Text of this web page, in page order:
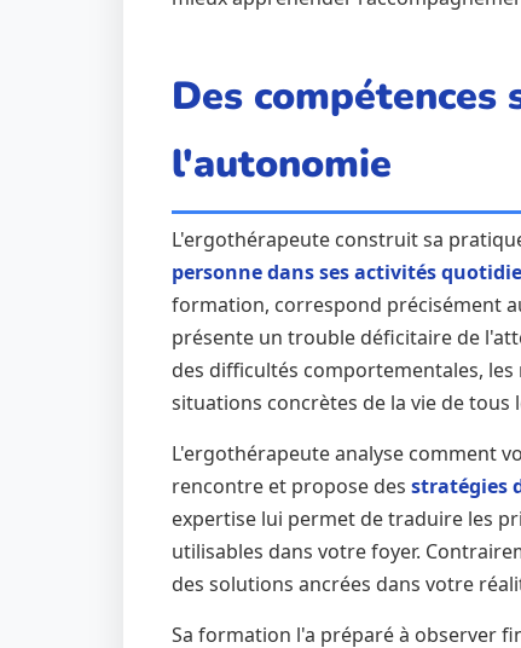
Des compétences
l'autonomie
L'ergothérapeute construit sa
personne dans ses activités
formation, correspond précisément
présente un trouble déficitaire de
des difficultés comportementales,
situations concrètes de la vie de tous
L'ergothérapeute analyse comment
rencontre et propose des stratégies
expertise lui permet de traduire les
utilisables dans votre foyer.
des solutions ancrées dans votre
Sa formation l'a préparé à observer